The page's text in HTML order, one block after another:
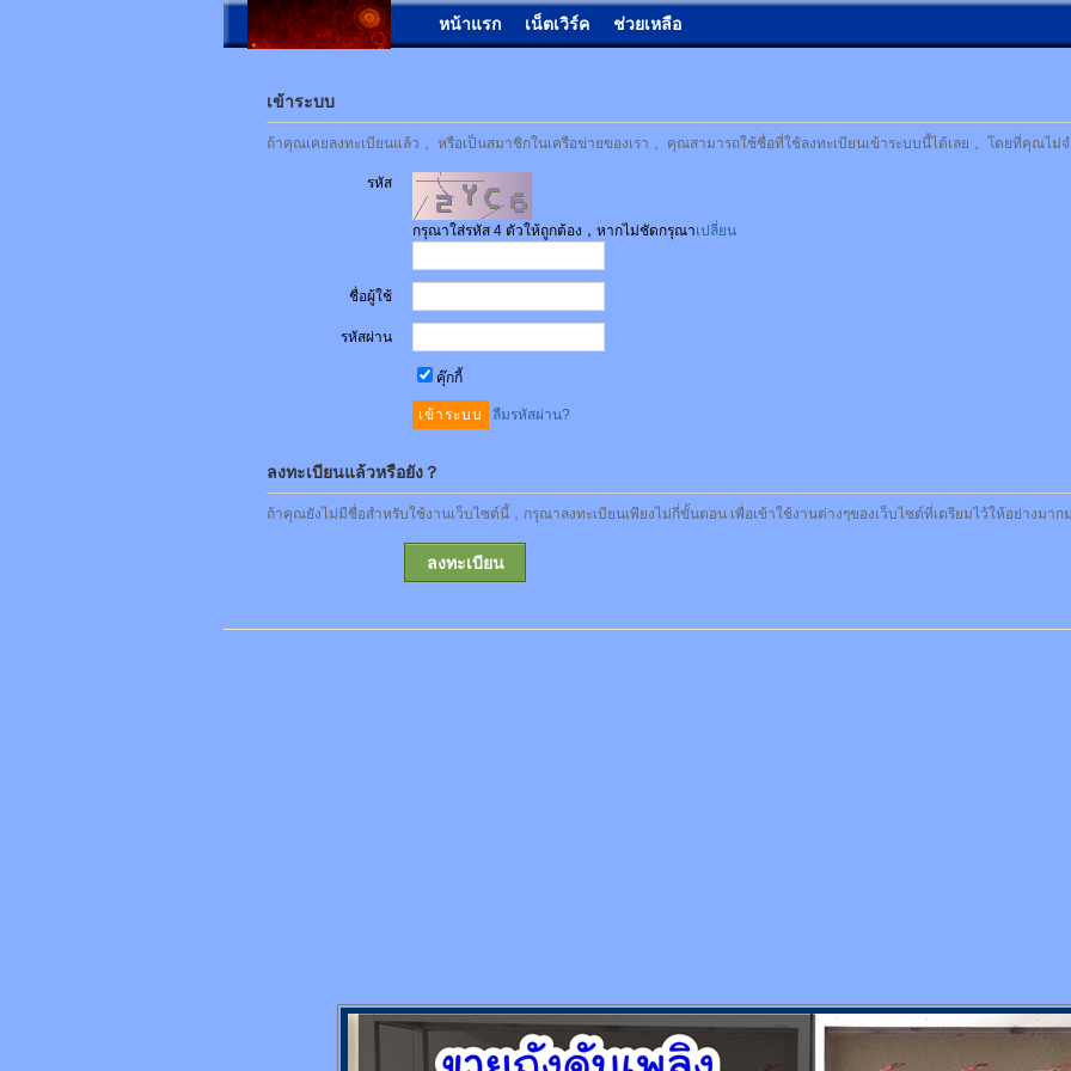
หน้าแรก เน็ตเวิร์ค ช่วยเหลือ
เข้าระบบ
ถ้าคุณเคยลงทะเบียนแล้ว， หรือเป็นสมาชิกในเครือข่ายของเรา， คุณสามารถใช้ชื่อที่ใช้ลงทะเบียนเข้าระบบนี้ได้เลย， โดยที่คุณไม่
รหัส
กรุณาใส่รหัส 4 ตัวให้ถูกต้อง，หากไม่ชัดกรุณาเปลี่ยน
ชื่อผู้ใช้
รหัสผ่าน
คุ๊กกี้
ลืมรหัสผ่าน?
ลงทะเบียนแล้วหรือยัง？
ถ้าคุณยังไม่มีชื่อสำหรับใช้งานเว็บไซต์นี้，กรุณาลงทะเบียนเพียงไม่กี่ขั้นตอน เพื่อเข้าใช้งานต่างๆของเว็บไซต์ที่เตรียมไว้ให้อย่างมาก
ลงทะเบียน